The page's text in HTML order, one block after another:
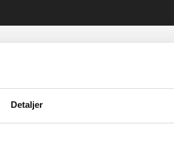
Detaljer